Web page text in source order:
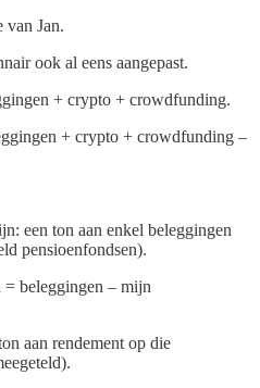
van Jan.
ook al eens aangepast.
+ crypto + crowdfunding.
+ crypto + crowdfunding –
een ton aan enkel beleggingen
pensioenfondsen).
beleggingen – mijn
aan rendement op die